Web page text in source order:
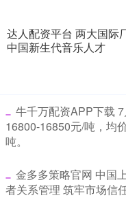
达人配资平台 两大国际
中国新生代音乐人才
牛千万配资APP下载
16800-16850元/吨，均
吨。
金多多策略官网 中国
者关系管理 筑牢市场信